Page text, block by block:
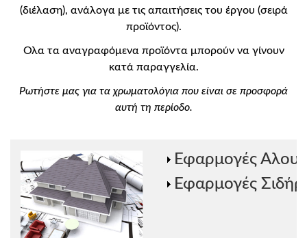
(διέλαση), ανάλογα με τις απαιτήσεις του έργου (σειρά
προϊόντος).
Ολα τα αναγραφόμενα προϊόντα μπορούν να γίνουν
κατά παραγγελία.
Ρωτήστε μας για τα χρωματολόγια που είναι σε προσφορά
αυτή τη περίοδο.
Εφαρμογές
Εφαρμογές